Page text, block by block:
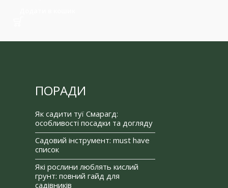
ПОРАДИ
Як садити туї Смарагд:
особливості посадки та догляду
Садовий інструмент: must have
список
Які рослини люблять кислий
грунт: повний гайд для
садівників